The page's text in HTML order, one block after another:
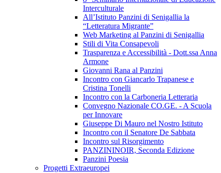
Interculturale
All’Istituto Panzini di Senigallia la
“Letteratura Migrante”
Web Marketing al Panzini di Senigallia
Stili di Vita Consapevoli
Trasparenza e Accessibilità - Dott.ssa Anna
Armone
Giovanni Rana al Panzini
Incontro con Giancarlo Trapanese e
Cristina Tonelli
Incontro con la Carboneria Letteraria
Convegno Nazionale CO.GE. - A Scuola
per Innovare
Giuseppe Di Mauro nel Nostro Istituto
Incontro con il Senatore De Sabbata
Incontro sul Risorgimento
PANZININOIR, Seconda Edizione
Panzini Poesia
Progetti Extraeuropei